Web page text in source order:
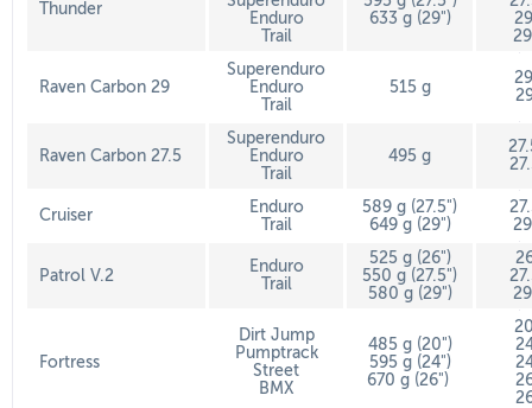
Thunder
Enduro
Trail
633 g (29")
Raven Carbon 29
Superenduro
Enduro
Trail
515 g
Raven Carbon 27.5
Superenduro
Enduro
Trail
495 g
Cruiser
Enduro
Trail
589 g (27.5")
649 g (29")
Patrol V.2
Enduro
Trail
525 g (26")
550 g (27.5")
580 g (29")
Fortress
Dirt Jump
Pumptrack
Street
BMX
485 g (20")
595 g (24")
670 g (26")